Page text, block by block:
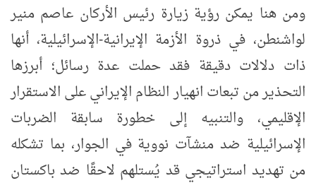
ومن هنا يمكن رؤية زيارة رئيس الأركان عاصم منير
لواشنطن، في ذروة الأزمة الإيرانية-الإسرائيلية، أنها
ذات دلالات دقيقة فقد حملت عدة رسائل؛ أبرزها
التحذير من تبعات انهيار النظام الإيراني على الاستقرار
الإقليمي، والتنبيه إلى خطورة سابقة الضربات
الإسرائيلية ضد منشآت نووية في الجوار، بما تشكله
من تهديد استراتيجي قد يُستلهم لاحقًا ضد باكستان